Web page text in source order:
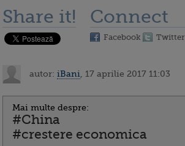
Share it! Connect
Facebook Twitter
autor: iBani , 17 aprilie 2017 11:03
Mai multe despre:
#China
#crestere economica